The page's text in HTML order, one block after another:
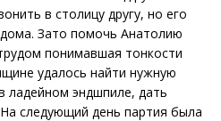
в столицу другу, но его
Зато помочь Анатолию
понимавшая тонкости
удалось найти нужную
ладейном эндшпиле, дать
следующий день партия была